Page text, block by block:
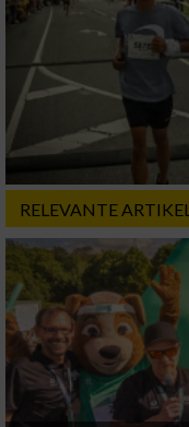
RELEVANTE ARTIKEL